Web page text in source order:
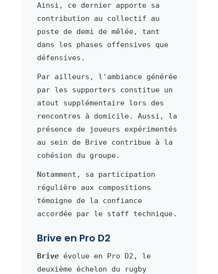
Ainsi, ce dernier apporte sa
contribution au collectif au
poste de demi de mêlée, tant
dans les phases offensives que
défensives.
Par ailleurs, l'ambiance générée
par les supporters constitue un
atout supplémentaire lors des
rencontres à domicile. Aussi, la
présence de joueurs expérimentés
au sein de Brive contribue à la
cohésion du groupe.
Notamment, sa participation
régulière aux compositions
témoigne de la confiance
accordée par le staff technique.
Brive en Pro D2
Briveévolue en Pro D2, le
deuxième échelon du rugby